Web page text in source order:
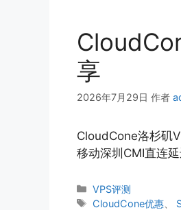
享
2026年7月29日 作者
CloudCone洛杉矶
移动深圳CMI直连
分
类
VPS评测
标
CloudCone优惠